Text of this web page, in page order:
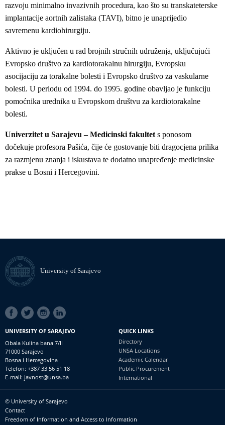
razvoju minimalno invazivnih procedura, kao što su transkateterske
implantacije aortnih zalistaka (TAVI), bitno je unaprijedio
savremenu kardiohirurgiju.
Aktivno je uključen u rad brojnih stručnih udruženja, uključujući
Evropsko društvo za kardiotorakalnu hirurgiju, Evropsku
asocijaciju za torakalne bolesti i Evropsko društvo za vaskularne
bolesti. U periodu od 1994. do 1995. godine obavljao je funkciju
pomoćnika urednika u Evropskom društvu za kardiotorakalne
bolesti.
Univerzitet u Sarajevu – Medicinski fakultet s ponosom
dočekuje profesora Pašića, čije će gostovanje biti dragocjena prilika
za razmjenu znanja i iskustava te dodatno unapređenje medicinske
prakse u Bosni i Hercegovini.
University of Sarajevo
SOCIAL
LINKS
UNIVERSITY OF SARAJEVO
Obala Kulina bana 7/II
71000 Sarajevo
Bosna i Hercegovina
Telefon: +387 33 56 51 18
E-mail: javnost@unsa.ba
QUICK LINKS
Directory
UNSA Locations
Academic Calendar
Public Procurement
International
Footer
meni
© University of Sarajevo
Contact
Freedom of Information and Access to Information